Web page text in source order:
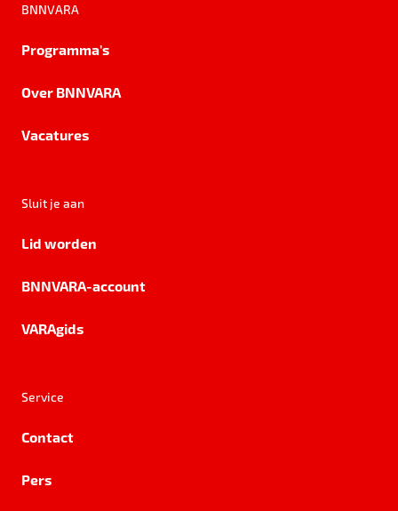
BNNVARA
Programma's
Over BNNVARA
Vacatures
Sluit je aan
Lid worden
BNNVARA-account
VARAgids
Service
Contact
Pers